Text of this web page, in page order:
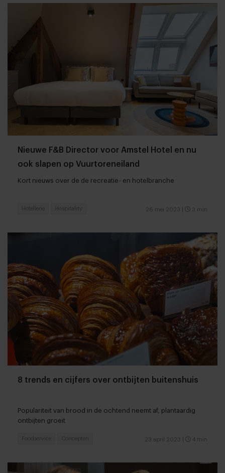
Nieuwe F&B Director voor Amstel Hotel en nu
ook slapen op Vuurtoreneiland
Kort nieuws over de de recreatie- en hotelbranche
26 mei 2023 3 min
Hotellerie Hospitality
8 trends en cijfers over ontbijten buitenshuis
Populariteit van brood in de ochtend neemt af, plantaardig
ontbijten groeit
23 april 2023 4 min
Foodservice Concepten